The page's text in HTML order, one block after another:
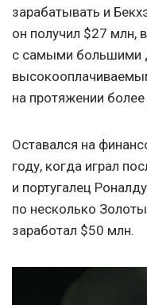
зарабатывать и
он получил $27 млн,
с самыми большими
на протяжении более
Оставался на
году, когда играл
и португалец
по несколько
заработал $50 млн.